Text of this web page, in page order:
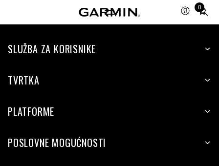
0
Total
items
cart:
SLUŽBA ZA KORISNIKE
TVRTKA
PLATFORME
POSLOVNE MOGUĆNOSTI